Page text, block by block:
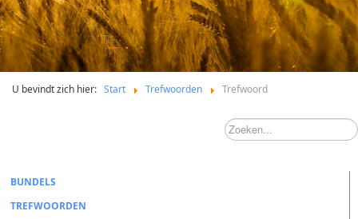
U bevindt zich hier: Start Trefwoorden Trefwoord
BUNDELS
TREFWOORDEN